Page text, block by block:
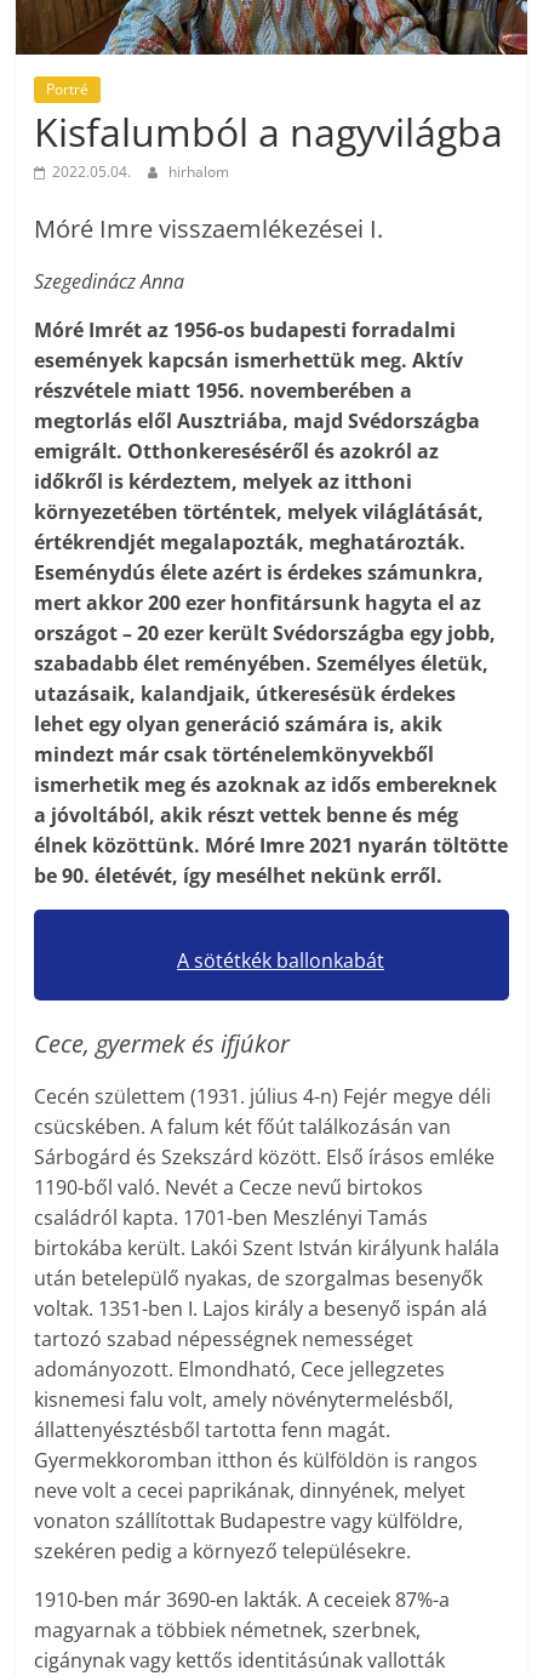
Portré
Kisfalumból a nagyvilágba
2022.05.04. hirhalom
Móré Imre visszaemlékezései I.
Szegedinácz Anna
Móré Imrét az 1956-os budapesti forradalmi
események kapcsán ismerhettük meg. Aktív
részvétele miatt 1956. novemberében a
megtorlás elől Ausztriába, majd Svédországba
emigrált. Otthonkereséséről és azokról az
időkről is kérdeztem, melyek az itthoni
környezetében történtek, melyek világlátását,
értékrendjét megalapozták, meghatározták.
Eseménydús élete azért is érdekes számunkra,
mert akkor 200 ezer honfitársunk hagyta el az
országot – 20 ezer került Svédországba egy jobb,
szabadabb élet reményében. Személyes életük,
utazásaik, kalandjaik, útkeresésük érdekes
lehet egy olyan generáció számára is, akik
mindezt már csak történelemkönyvekből
ismerhetik meg és azoknak az idős embereknek
a jóvoltából, akik részt vettek benne és még
élnek közöttünk. Móré Imre 2021 nyarán töltötte
be 90. életévét, így mesélhet nekünk erről.
A sötétkék ballonkabát
Cece, gyermek és ifjúkor
Cecén születtem (1931. július 4-n) Fejér megye déli
csücskében. A falum két főút találkozásán van
Sárbogárd és Szekszárd között. Első írásos emléke
1190-ből való. Nevét a Cecze nevű birtokos
családról kapta. 1701-ben Meszlényi Tamás
birtokába került. Lakói Szent István királyunk halála
után betelepülő nyakas, de szorgalmas besenyők
voltak. 1351-ben I. Lajos király a besenyő ispán alá
tartozó szabad népességnek nemességet
adományozott. Elmondható, Cece jellegzetes
kisnemesi falu volt, amely növénytermelésből,
állattenyésztésből tartotta fenn magát.
Gyermekkoromban itthon és külföldön is rangos
neve volt a cecei paprikának, dinnyének, melyet
vonaton szállítottak Budapestre vagy külföldre,
szekéren pedig a környező településekre.
1910-ben már 3690-en lakták. A ceceiek 87%-a
magyarnak a többiek németnek, szerbnek,
cigánynak vagy kettős identitásúnak vallották